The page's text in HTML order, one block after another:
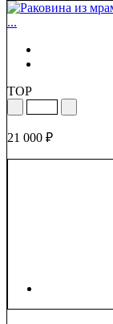
...
TOP
21 000 ₽